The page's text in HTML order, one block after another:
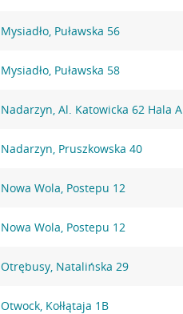
Mysiadło, Puławska 56
Mysiadło, Puławska 58
Nadarzyn, Al. Katowicka 62 Hala A
Nadarzyn, Pruszkowska 40
Nowa Wola, Postepu 12
Nowa Wola, Postepu 12
Otrębusy, Natalińska 29
Otwock, Kołłątaja 1B